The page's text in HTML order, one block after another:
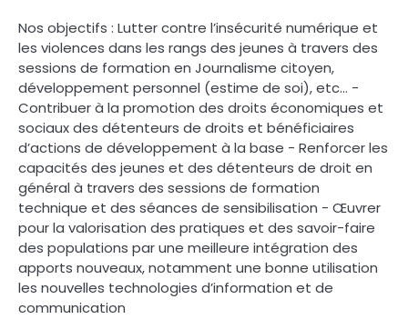
Nos objectifs : Lutter contre l’insécurité numérique et
les violences dans les rangs des jeunes à travers des
sessions de formation en Journalisme citoyen,
développement personnel (estime de soi), etc… -
Contribuer à la promotion des droits économiques et
sociaux des détenteurs de droits et bénéficiaires
d’actions de développement à la base - Renforcer les
capacités des jeunes et des détenteurs de droit en
général à travers des sessions de formation
technique et des séances de sensibilisation - Œuvrer
pour la valorisation des pratiques et des savoir-faire
des populations par une meilleure intégration des
apports nouveaux, notamment une bonne utilisation
les nouvelles technologies d’information et de
communication